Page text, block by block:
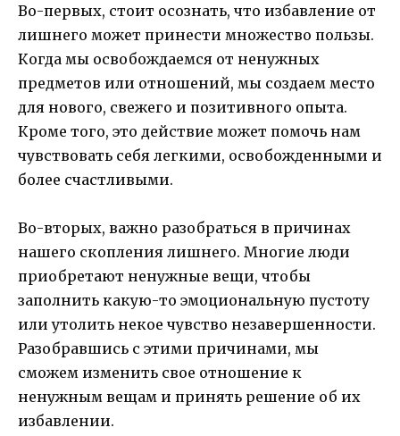
Во-первых, стоит осознать, что избавление от
лишнего может принести множество пользы.
Когда мы освобождаемся от ненужных
предметов или отношений, мы создаем место
для нового, свежего и позитивного опыта.
Кроме того, это действие может помочь нам
чувствовать себя легкими, освобожденными и
более счастливыми.
Во-вторых, важно разобраться в причинах
нашего скопления лишнего. Многие люди
приобретают ненужные вещи, чтобы
заполнить какую-то эмоциональную пустоту
или утолить некое чувство незавершенности.
Разобравшись с этими причинами, мы
сможем изменить свое отношение к
ненужным вещам и принять решение об их
избавлении.